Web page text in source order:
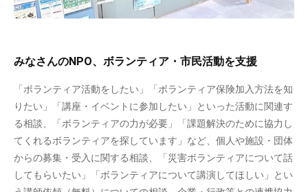
みなさんのNPO、ボランティア・市民活動を支援
「ボランティア活動をしたい」「ボランティア保険加入方法を知
りたい」「講座・イベントに参加したい」といった活動に関連す
る相談、「ボランティアの力が必要」「課題解決のために協力し
てくれるボランティアを探しています」など、個人や施設・団体
からの募集・受入に関する相談、「災害ボランティアについて話
してもらいたい」「ボランティアについて講演してほしい」とい